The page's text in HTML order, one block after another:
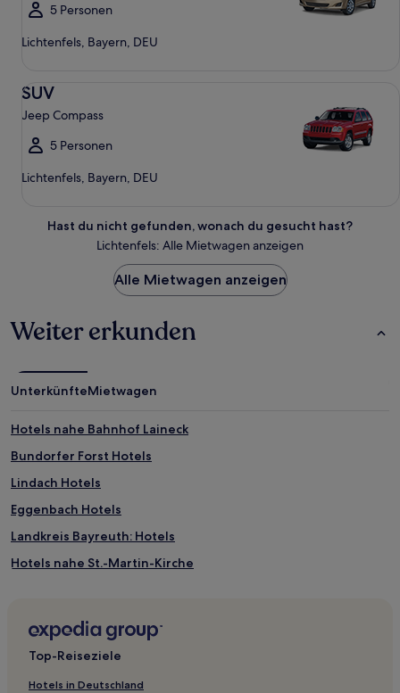
5 Personen
Lichtenfels, Bayern, DEU
SUV
Jeep Compass
5 Personen
Lichtenfels, Bayern, DEU
Hast du nicht gefunden, wonach du gesucht hast?
Lichtenfels: Alle Mietwagen anzeigen
Alle Mietwagen anzeigen
Weiter erkunden
UnterkünfteMietwagen
Hotels nahe Bahnhof Laineck
Bundorfer Forst Hotels
Lindach Hotels
Eggenbach Hotels
Landkreis Bayreuth: Hotels
Hotels nahe St.-Martin-Kirche
Hotels nahe Bayreuth Hauptbahnhof
Top-Reiseziele
Hotels in Deutschland